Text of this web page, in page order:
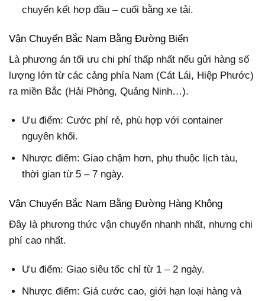
chuyển kết hợp đầu – cuối bằng xe tải.
Vận Chuyển Bắc Nam Bằng Đường Biển
Là phương án tối ưu chi phí thấp nhất nếu gửi hàng số
lượng lớn từ các cảng phía Nam (Cát Lái, Hiệp Phước)
ra miền Bắc (Hải Phòng, Quảng Ninh…).
Ưu điểm: Cước phí rẻ, phù hợp với container
nguyên khối.
Nhược điểm: Giao chậm hơn, phụ thuộc lịch tàu,
thời gian từ 5 – 7 ngày.
Vận Chuyển Bắc Nam Bằng Đường Hàng Không
Đây là phương thức vận chuyển nhanh nhất, nhưng chi
phí cao nhất.
Ưu điểm: Giao siêu tốc chỉ từ 1 – 2 ngày.
Nhược điểm: Giá cước cao, giới hạn loại hàng và